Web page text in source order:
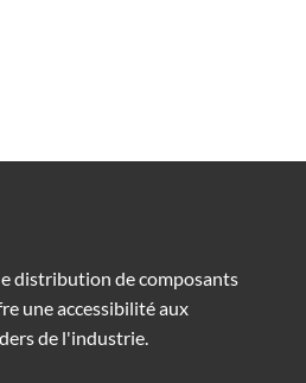
distribution de composants
une accessibilité aux
de l'industrie.